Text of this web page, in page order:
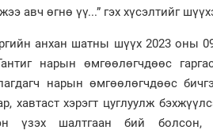
авч өгнө үү...” гэх хүсэлтийг
анхан шатны шүүх 2023 оны
нарын өмгөөлөгчдөөс
нарын өмгөөлөгчдөөс
хавтаст хэрэгт цуглуулж
үзэх шалтгаан бий болсон,